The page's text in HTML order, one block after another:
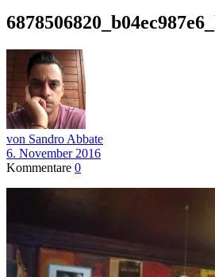
von Sandro Abbate
6. November 2016
Kommentare 0